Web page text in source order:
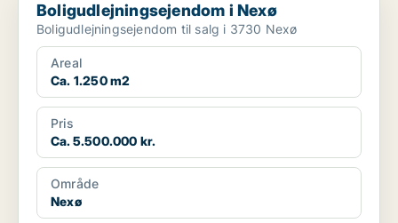
Boligudlejningsejendom i Nexø
Boligudlejningsejendom til salg i 3730 Nexø
Areal
Ca. 1.250 m2
Pris
Ca. 5.500.000 kr.
Område
Nexø